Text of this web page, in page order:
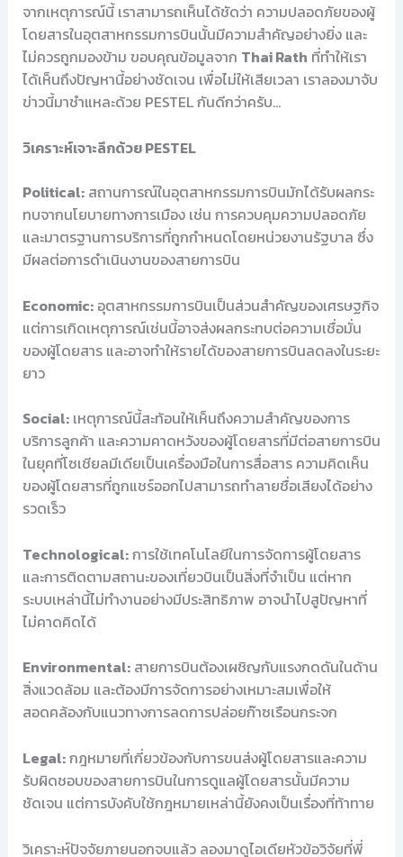
จากเหตุการณ์นี้ เราสามารถเห็นได้ชัดว่า ความปลอดภัยของผู้
โดยสารในอุตสาหกรรมการบินนั้นมีความสำคัญอย่างยิ่ง และ
ไม่ควรถูกมองข้าม ขอบคุณข้อมูลจาก Thai Rath ที่ทำให้เรา
ได้เห็นถึงปัญหานี้อย่างชัดเจน เพื่อไม่ให้เสียเวลา เราลองมาจับ
ข่าวนี้มาชำแหละด้วย PESTEL กันดีกว่าครับ…
วิเคราะห์เจาะลึกด้วย PESTEL
Political:สถานการณ์ในอุตสาหกรรมการบินมักได้รับผลกระ
ทบจากนโยบายทางการเมือง เช่น การควบคุมความปลอดภัย
และมาตรฐานการบริการที่ถูกกำหนดโดยหน่วยงานรัฐบาล ซึ่ง
มีผลต่อการดำเนินงานของสายการบิน
Economic:อุตสาหกรรมการบินเป็นส่วนสำคัญของเศรษฐกิจ
แต่การเกิดเหตุการณ์เช่นนี้อาจส่งผลกระทบต่อความเชื่อมั่น
ของผู้โดยสาร และอาจทำให้รายได้ของสายการบินลดลงในระยะ
ยาว
Social:เหตุการณ์นี้สะท้อนให้เห็นถึงความสำคัญของการ
บริการลูกค้า และความคาดหวังของผู้โดยสารที่มีต่อสายการบิน
ในยุคที่โซเชียลมีเดียเป็นเครื่องมือในการสื่อสาร ความคิดเห็น
ของผู้โดยสารที่ถูกแชร์ออกไปสามารถทำลายชื่อเสียงได้อย่าง
รวดเร็ว
Technological:การใช้เทคโนโลยีในการจัดการผู้โดยสาร
และการติดตามสถานะของเที่ยวบินเป็นสิ่งที่จำเป็น แต่หาก
ระบบเหล่านี้ไม่ทำงานอย่างมีประสิทธิภาพ อาจนำไปสูปัญหาที่
ไม่คาดคิดได้
Environmental:สายการบินต้องเผชิญกับแรงกดดันในด้าน
สิ่งแวดล้อม และต้องมีการจัดการอย่างเหมาะสมเพื่อให้
สอดคล้องกับแนวทางการลดการปล่อยก๊าซเรือนกระจก
Legal:กฎหมายที่เกี่ยวข้องกับการขนส่งผู้โดยสารและความ
รับผิดชอบของสายการบินในการดูแลผู้โดยสารนั้นมีความ
ชัดเจน แต่การบังคับใช้กฎหมายเหล่านี้ยังคงเป็นเรื่องที่ท้าทาย
วิเคราะห์ปัจจัยภายนอกจบแล้ว ลองมาดูไอเดียหัวข้อวิจัยที่พี่